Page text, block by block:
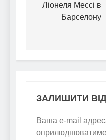
Ліонеля Мессі в
Барселону
ЗАЛИШИТИ
Ваша e-mail